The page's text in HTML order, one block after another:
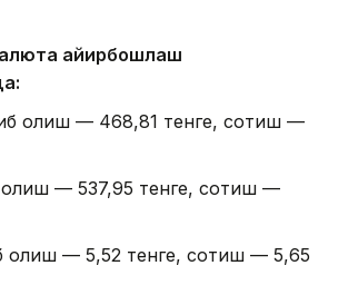
айирбошлаш
олиш — 468,81 тенге, сотиш —
— 537,95 тенге, сотиш —
олиш — 5,52 тенге, сотиш — 5,65